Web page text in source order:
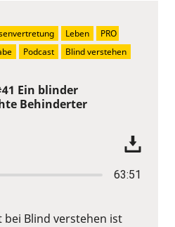
Ein blinder
Behinderter
63:51
Blind verstehen ist
Leben
PRO
Podcast Blind verstehen